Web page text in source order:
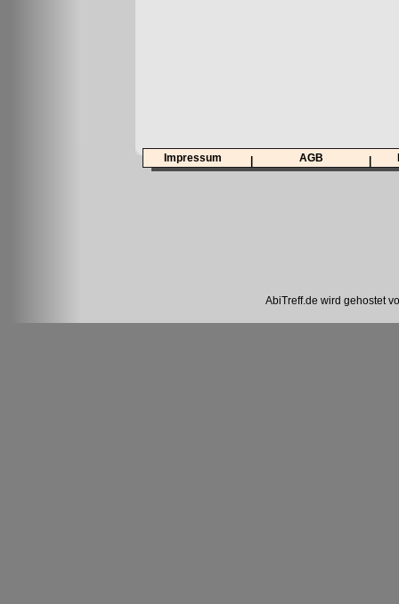
Impressum AGB
AbiTreff.de wird gehostet